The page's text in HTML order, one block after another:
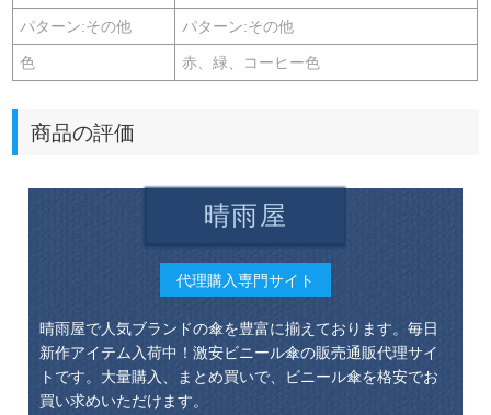
パターン:その他 パターン:その他
色 赤、緑、コーヒー色
商品の評価
晴雨屋
代理購入専門サイト
晴雨屋で人気ブランドの傘を豊富に揃えております。毎日
新作アイテム入荷中！激安ビニール傘の販売通販代理サイ
トです。大量購入、まとめ買いで、ビニール傘を格安でお
買い求めいただけます。